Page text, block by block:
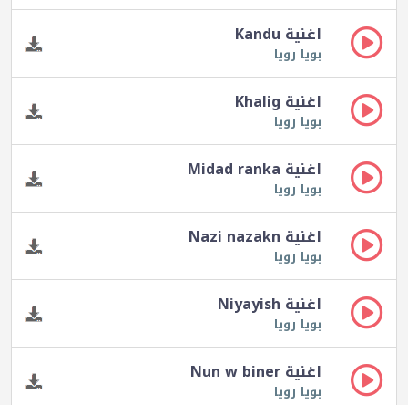
اغنية Kandu
بويا رويا
اغنية Khalig
بويا رويا
اغنية Midad ranka
بويا رويا
اغنية Nazi nazakn
بويا رويا
اغنية Niyayish
بويا رويا
اغنية Nun w biner
بويا رويا